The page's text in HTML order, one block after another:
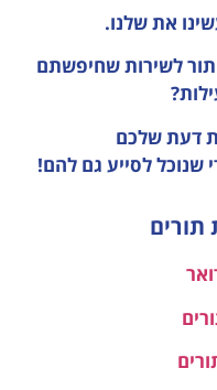
את שלנו.
תור לשירות שחיפשתם
דעתשלכם
לסייע גם להם!
תורים